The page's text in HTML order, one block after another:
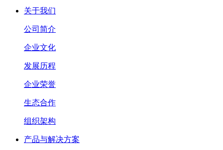
关于我们
公司简介
企业文化
发展历程
企业荣誉
生态合作
组织架构
产品与解决方案